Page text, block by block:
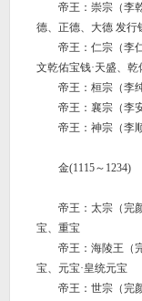
帝王：崇宗（李乾
德、正德、大德 发行
帝王：仁宗（李仁
文乾佑宝钱·天盛、乾
帝王：桓宗（李纯
帝王：襄宗（李安
帝王：神宗（李顺
金(1115～1234)
帝王：太宗（完颜
宝、重宝
帝王：海陵王（完
宝、元宝·皇统元宝
帝王：世宗（完颜